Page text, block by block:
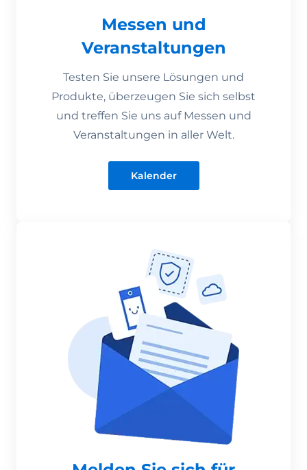
Messen und
Veranstaltungen
Testen Sie unsere Lösungen und
Produkte, überzeugen Sie sich selbst
und treffen Sie uns auf Messen und
Veranstaltungen in aller Welt.
Kalender